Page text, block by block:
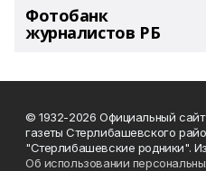
Фотобанк
журналистов РБ
© 1932-2026 Официальный
газеты Стерлибашевского
"Стерлибашевские родники".
Об использовании